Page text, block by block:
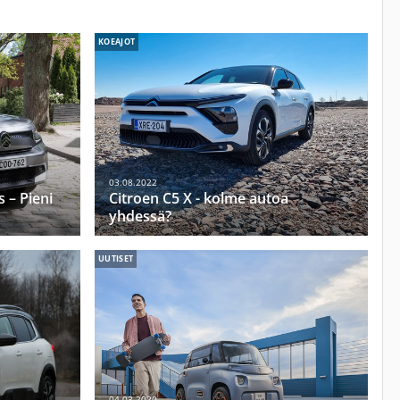
– Pieni
KOEAJOT
03.08.2022
Citroen C5 X - kolme autoa
yhdessä?
UUTISET